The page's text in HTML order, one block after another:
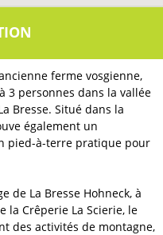
ferme vosgienne,
3 personnes dans la vallée
Bresse. Situé dans la
également un
pied-à-terre pratique pour
de La Bresse Hohneck, à
la Crêperie La Scierie, le
des activités de montagne,